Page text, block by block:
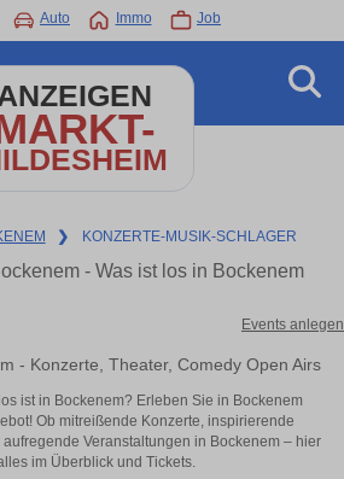
Auto Immo Job
❯ KONZERTE-MUSIK-SCHLAGER
- Was ist los in Bockenem
Events anlegen
- Konzerte, Theater, Comedy Open Airs
ist in Bockenem? Erleben Sie in Bockenem
Ob mitreißende Konzerte, inspirierende
Veranstaltungen in Bockenem – hier
im Überblick und Tickets.